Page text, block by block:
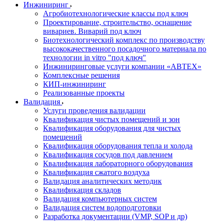
Инжиниринг
Агробиотехнологические классы под ключ
Проектирование, строительство, оснащение
вивариев. Виварий под ключ
Биотехнологический комплекс по производству
высококачественного посадочного материала по
технологии in vitro "под ключ"
Инжиниринговые услуги компании «АВТЕХ»
Комплексные решения
КИП-инжиниринг
Реализованные проекты
Валидация
Услуги проведения валидации
Квалификация чистых помещений и зон
Квалификация оборудования для чистых
помещений
Квалификация оборудования тепла и холода
Квалификация сосудов под давлением
Квалификация лабораторного оборудования
Квалификация сжатого воздуха
Валидация аналитических методик
Квалификация складов
Валидация компьютерных систем
Валидация систем водоподготовки
Разработка документации (VMP, SOP и др)